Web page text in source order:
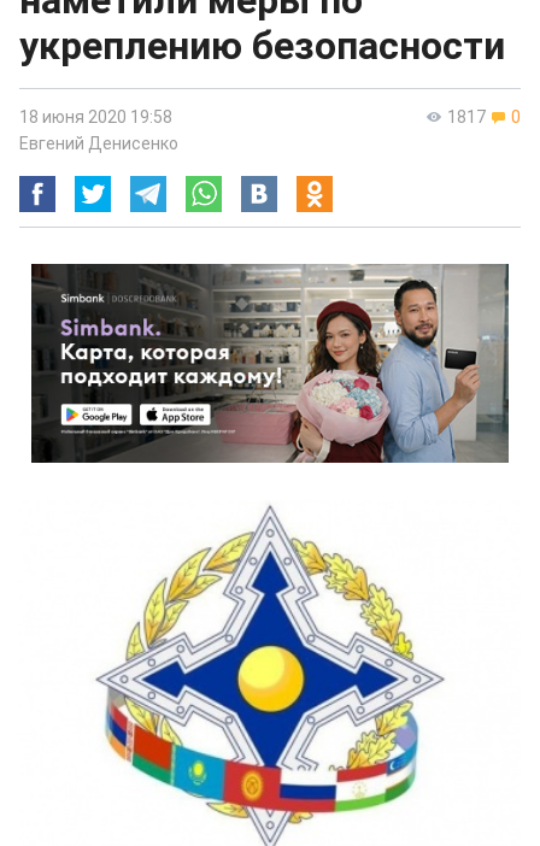
укреплению безопасности
1817 0
18 июня 2020 19:58
Евгений Денисенко